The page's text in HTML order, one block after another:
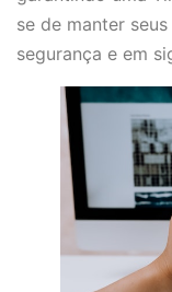
se de manter
segurança e em